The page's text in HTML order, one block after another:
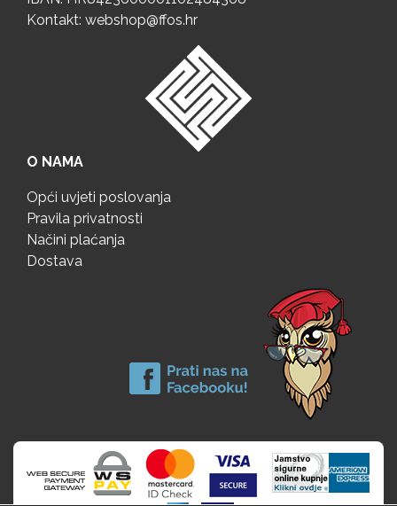
Kontakt: webshop@ffos.hr
O NAMA
Opći uvjeti poslovanja
Pravila privatnosti
Načini plaćanja
Dostava